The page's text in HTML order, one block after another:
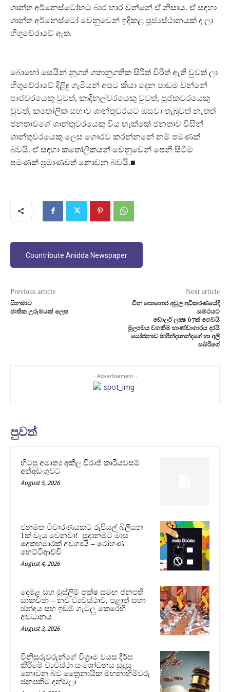
ශාන්ත අර්නෙස්ටෝහට බාර හාර වන්නේ ඒ නිසාය. ඒ සඳහා
ශාන්ත අර්නෙස්ටෝ වෙනුවෙන් ඉදිකළ පූජ්‍යස්ථානයක් ද ලා
හිගුවේරාවේ ඇත.
බොහෝ සෙයින් නූගත් ගතානුගතික සිරිත් විරිත් ඇති වුවත් ලා
හිගුවේරාවේ දිළිඳු ගැමියන් අපට කියා දෙන පාඩම වන්නේ
පාප්වරයෙකු වුවත්, කාදිනල්වරයෙකු වුවත්, පූජකවරයෙකු
වුවත්, කතෝලික සභාව ශාන්තුවරයට ඔසවා තැබුවත් නැතත්
ජනතාවගේ ශාන්තුවරයෙකු විය හැක්කේ ජනතාව විසින්
ශාන්තුවරයෙකු ලෙස ගෞරව කරන්නනේ නම් පමණක්
බවයි. ඒ සඳහා කතෝලිකයන් වෙනුවෙන් පෙනී සිටීම
පමණක් ප්‍රමාණවත් නොවන බවයි.■
Countribute Anidda Newspaper
Previous article
සිනමාව
ජාතික උරුමයක් ලෙස
Next article
චීන පොහොර අවුල අධිකරණයේදී
සමථයට
ඩොලර් ලක්‍ෂ 67ක් ගෙවයි
මූල්‍යමය වගකීම භාණ්ඩාගාරය දරයි
යෝජනාව මහින්දානන්දගේ හා අලි
සබ්රිගේ
- Advertisement -
පුවත්
හිටපු අමාත්‍ය අකිල විරාජ් කාරියවසම්
අත්අඩංගුවට
August 5, 2026
ජනමත විචාරණයකට රුපියල් බිලියන
1ක් වැය වෙනවා! සූදානමට මාස
දෙකහමාරක් අවශ්‍යයි – රෝහණ
හෙට්ටිආච්චි
August 4, 2026
දෙමළ සහ මුස්ලිම් පක්ෂ සමඟ ජනපති
සාකච්ඡා – නව ව්‍යවස්ථාව, පළාත් සභා
ඡන්දය සහ ඉඩම් ගැටලු කෙරෙහි
අවධානය
August 3, 2026
විනිසුරුවරුන්ගේ විශ්‍රාම වයස දීර්ඝ
කිරීමේ ව්‍යවස්ථා සංශෝධනය සුදුසු
නොවන බව ත්‍රෛනායික මහනාහිමිවරු
ජනපතිට දන්වලා